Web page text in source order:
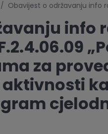
Obavijest o održavanju info
info
za